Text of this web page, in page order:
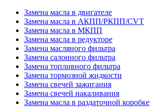
Замена масла в двигателе
Замена масла в АКПП/РКПП/CVT
Замена масла в МКПП
Замена масла в редукторе
Замена масляного фильтра
Замена салонного фильтра
Замена топливного фильтра
Замена тормозной жидкости
Замена свечей зажигания
Замена свечей накаливания
Замена масла в раздаточной коробке